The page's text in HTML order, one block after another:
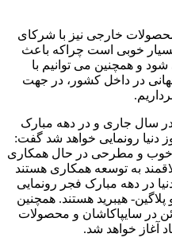
خارجی نیز با شرکای
خوبی است چراکه باعث
و همچنین می توانیم با
در داخل کشور، در جهت
در سال جاری و در دهه مبارک
دنیا رونمایی خواهد شد گفت:
خوب و مطرحی در حال همکاری
به توسعه همکاری هستند
در دهه مبارک فجر رونمایی
هیبرید هستند. همچنین
در سایپاکاشان و محصولات
آغاز خواهد شد.